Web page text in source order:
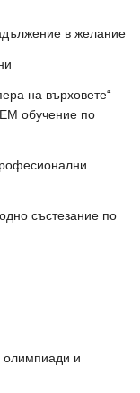
в желание
на върховете“
обучение по
състезание по
и